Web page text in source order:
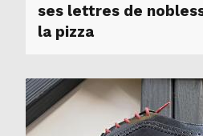
ses lettres de
la pizza